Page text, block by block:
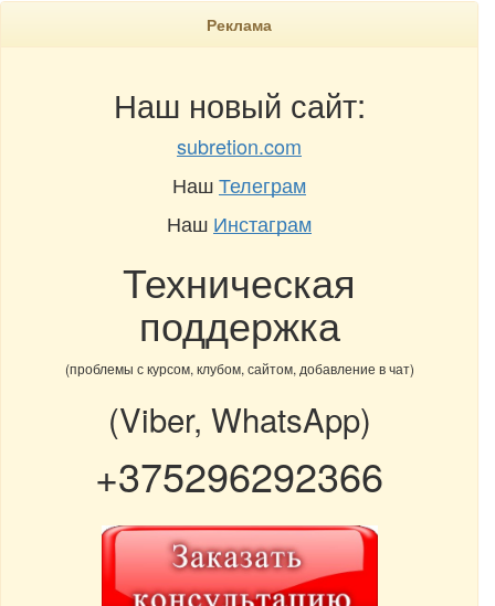
Реклама
Наш новый сайт:
subretion.com
НашТелеграм
Наш Инстаграм
Техническая
поддержка
(проблемы с курсом, клубом, сайтом, добавление в чат)
(Viber, WhatsApp)
+375296292366